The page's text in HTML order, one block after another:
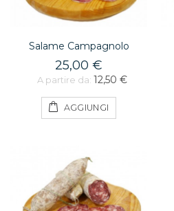
Salame Campagnolo
25,00 €
A partire da: 12,50 €
AGGIUNGI